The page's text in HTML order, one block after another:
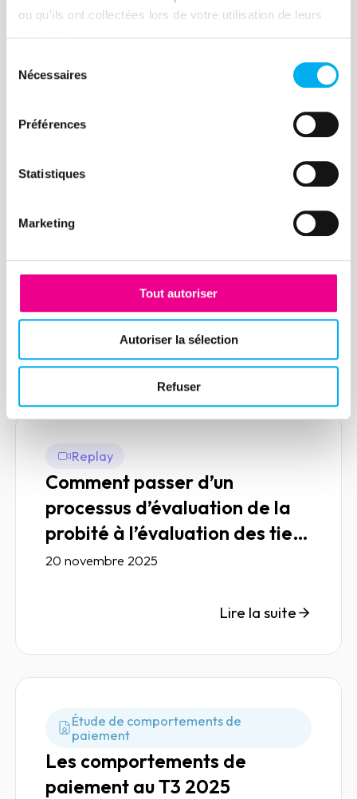
ou qu'ils ont collectées lors de votre utilisation de leurs
Nécessaires
Préférences
Statistiques
Marketing
Tout autoriser
Autoriser la sélection
Refuser
Lire la suite
Comment optimiser votre
tiers à l'aide de l'IA ?
20 novembre 2025
Lire la suite
Replay
Comment passer d’un
processus d’évaluation de la
probité à l’évaluation des tiers
?
20 novembre 2025
Lire la suite
Étude de comportements de
paiement
Les comportements de
paiement au T3 2025